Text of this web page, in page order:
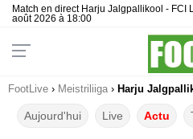
Match en direct Harju Jalgpallikool - FCI
août 2026 à 18:00
FootLive › Meistriliiga › Harju
Aujourd'hui Live Actu